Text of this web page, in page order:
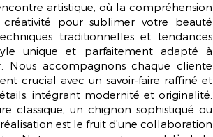
artistique, où la compréhension
pour sublimer votre beauté
traditionnelles et tendances
unique et parfaitement adapté à
accompagnons chaque cliente
crucial avec un savoir-faire raffiné et
intégrant modernité et originalité.
classique, un chignon sophistiqué ou
est le fruit d'une collaboration